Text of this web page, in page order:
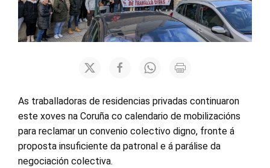
As traballadoras de residencias privadas continuaron
este xoves na Coruña co calendario de mobilizacións
para reclamar un convenio colectivo digno, fronte á
proposta insuficiente da patronal e á parálise da
negociación colectiva.